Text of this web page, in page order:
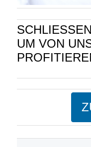
UM VON